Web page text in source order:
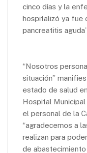
cinco días y la
hospitalizó ya fue
pancreatitis
“Nosotros
situación”
estado de salud
Hospital
el personal de la
“agradecemos a
realizan para
de abastecimiento